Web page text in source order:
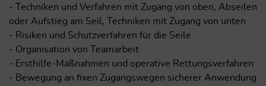
- Techniken und Verfahren mit Zugang von oben, Abseilen
oder Aufstieg am Seil, Techniken mit Zugang von unten
- Risiken und Schutzverfahren für die Seile
- Organisation von Teamarbeit
- Ersthilfe-Maßnahmen und operative Rettungsverfahren
- Bewegung an fixen Zugangswegen sicherer Anwendung